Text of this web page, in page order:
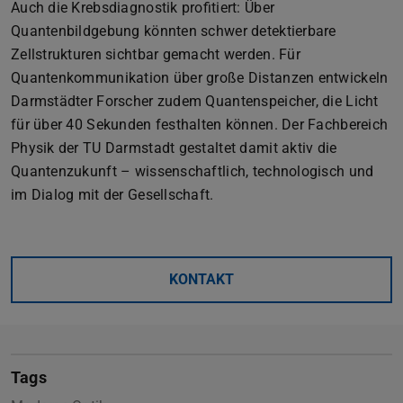
Auch die Krebsdiagnostik profitiert: Über
Quantenbildgebung könnten schwer detektierbare
Zellstrukturen sichtbar gemacht werden. Für
Quantenkommunikation über große Distanzen entwickeln
Darmstädter Forscher zudem Quantenspeicher, die Licht
für über 40 Sekunden festhalten können. Der Fachbereich
Physik der TU Darmstadt gestaltet damit aktiv die
Quantenzukunft – wissenschaftlich, technologisch und
im Dialog mit der Gesellschaft.
KONTAKT
Tags